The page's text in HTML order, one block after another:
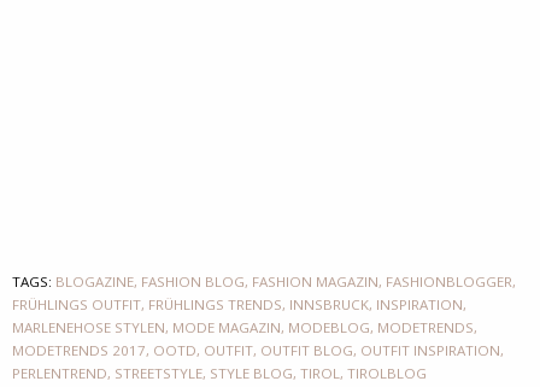
TAGS: BLOGAZINE, FASHION BLOG, FASHION MAGAZIN, FASHIONBLOGGER,
FRÜHLINGS OUTFIT, FRÜHLINGS TRENDS, INNSBRUCK, INSPIRATION,
MARLENEHOSE STYLEN, MODE MAGAZIN, MODEBLOG, MODETRENDS,
MODETRENDS 2017, OOTD, OUTFIT, OUTFIT BLOG, OUTFIT INSPIRATION,
PERLENTREND, STREETSTYLE, STYLE BLOG, TIROL , TIROLBLOG